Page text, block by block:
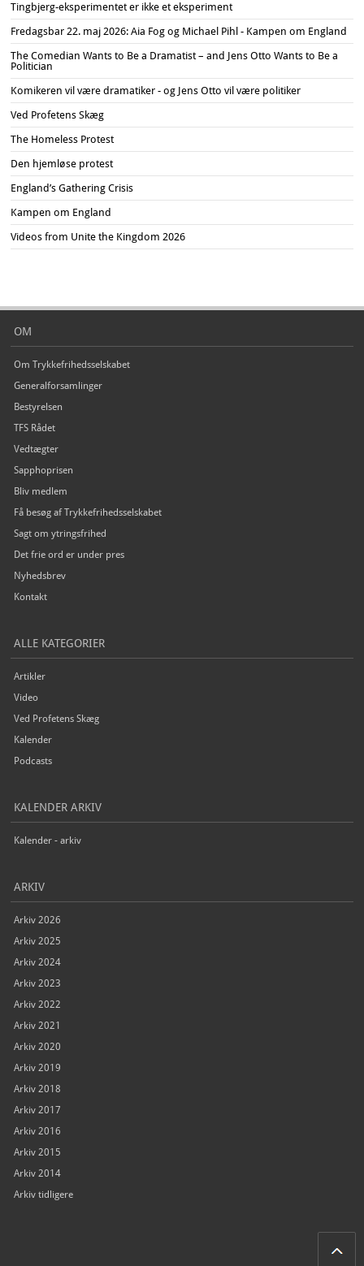
Tingbjerg-eksperimentet er ikke et eksperiment
Fredagsbar 22. maj 2026: Aia Fog og Michael Pihl - Kampen om England
The Comedian Wants to Be a Dramatist – and Jens Otto Wants to Be a
Politician
Komikeren vil være dramatiker - og Jens Otto vil være politiker
Ved Profetens Skæg
The Homeless Protest
Den hjemløse protest
England’s Gathering Crisis
Kampen om England
Videos from Unite the Kingdom 2026
OM
Om Trykkefrihedsselskabet
Generalforsamlinger
Bestyrelsen
TFS Rådet
Vedtægter
Sapphoprisen
Bliv medlem
Få besøg af Trykkefrihedsselskabet
Sagt om ytringsfrihed
Det frie ord er under pres
Nyhedsbrev
Kontakt
ALLE KATEGORIER
Artikler
Video
Ved Profetens Skæg
Kalender
Podcasts
KALENDER ARKIV
Kalender - arkiv
ARKIV
Arkiv 2026
Arkiv 2025
Arkiv 2024
Arkiv 2023
Arkiv 2022
Arkiv 2021
Arkiv 2020
Arkiv 2019
Arkiv 2018
Arkiv 2017
Arkiv 2016
Arkiv 2015
Arkiv 2014
Arkiv tidligere